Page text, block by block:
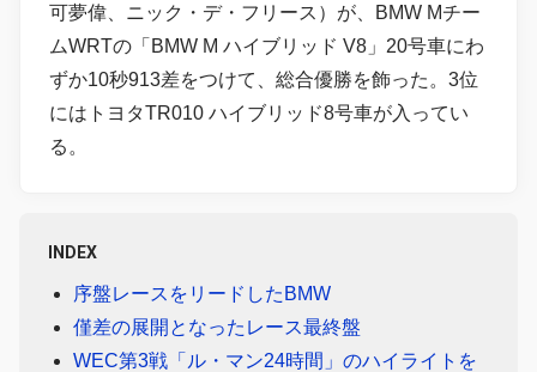
可夢偉、ニック・デ・フリース）が、BMW Mチー
ムWRTの「BMW M ハイブリッド V8」20号車にわ
ずか10秒913差をつけて、総合優勝を飾った。3位
にはトヨタTR010 ハイブリッド8号車が入ってい
る。
INDEX
序盤レースをリードしたBMW
僅差の展開となったレース最終盤
WEC第3戦「ル・マン24時間」のハイライトを